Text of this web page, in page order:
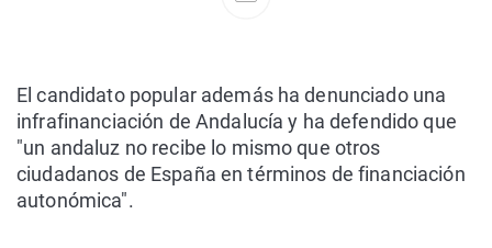
El candidato popular además ha denunciado una
infrafinanciación de Andalucía y ha defendido que
"un andaluz no recibe lo mismo que otros
ciudadanos de España en términos de financiación
autonómica".